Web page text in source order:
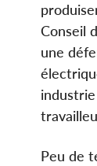
Conseil
une
Peu de